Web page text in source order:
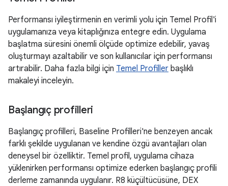
Performansı iyileştirmenin en verimli yolu için Temel Profil'i
uygulamanıza veya kitaplığınıza entegre edin. Uygulama
başlatma süresini önemli ölçüde optimize edebilir, yavaş
oluşturmayı azaltabilir ve son kullanıcılar için performansı
artırabilir. Daha fazla bilgi için Temel Profiller başlıklı
makaleyi inceleyin.
Başlangıç profilleri
Başlangıç profilleri, Baseline Profilleri'ne benzeyen ancak
farklı şekilde uygulanan ve kendine özgü avantajları olan
deneysel bir özelliktir. Temel profil, uygulama cihaza
yüklenirken performansı optimize ederken başlangıç profili
derleme zamanında uygulanır. R8 küçültücüsüne, DEX